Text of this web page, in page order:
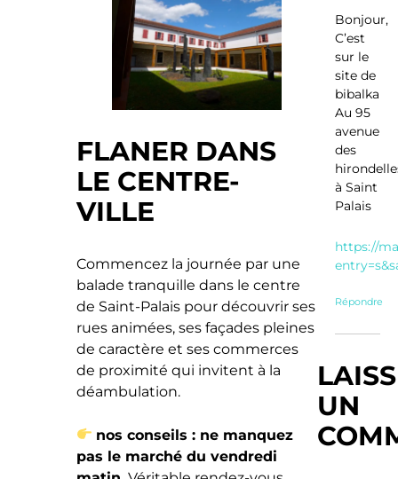
FLANER DANS
LE CENTRE-
VILLE
Commencez la journée par une
balade tranquille dans le centre
de Saint-Palais pour découvrir ses
rues animées, ses façades pleines
de caractère et ses commerces
de proximité qui invitent à la
déambulation.
nos conseils : ne manquez
pas le marché du vendredi
Bonjour,
C’est
sur le
site de
bibalka
Au 95
avenue
des
à Saint
Palais
https://
Répondre
UN